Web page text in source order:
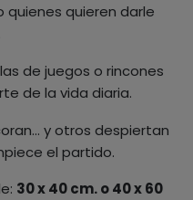
quieren darle
de juegos o rincones
de la vida diaria.
y otros despiertan
el partido.
30 x 40 cm. o 40 x 60